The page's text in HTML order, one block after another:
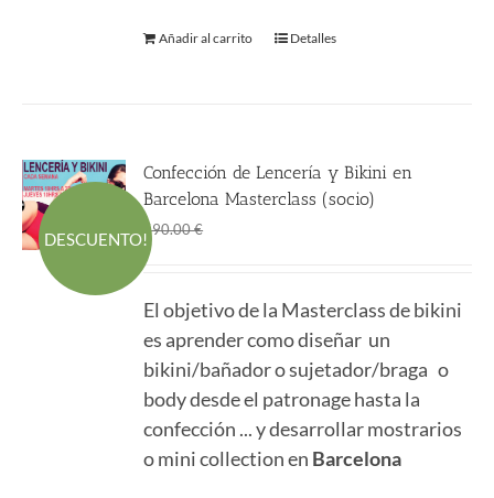
Añadir al carrito Detalles
DESCUENTO!
Confección de Lencería y Bikini en
Barcelona Masterclass (socio)
590.00€
era:
590.00 €.
es:
490.00 €.
El objetivo de la Masterclass de bikini
es aprender como diseñar un
bikini/bañador o sujetador/braga o
body desde el patronage hasta la
confección ... y desarrollar mostrarios
o mini collection en Barcelona